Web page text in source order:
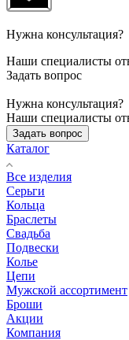
Нужна консультация?
Наши специалисты
Задать вопрос
Нужна консультация?
Наши специалисты
Задать вопрос
Каталог
Все изделия
Серьги
Кольца
Браслеты
Свадьба
Подвески
Колье
Цепи
Мужской ассортимент
Броши
Акции
Компания